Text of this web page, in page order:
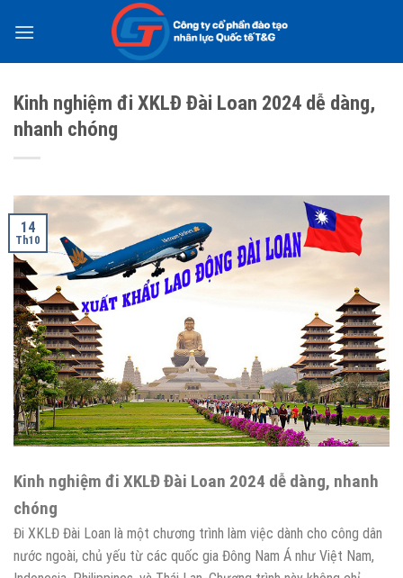
Kinh nghiệm đi XKLĐ Đài Loan 2024 dễ dàng,
nhanh chóng
14
Th10
Kinh nghiệm đi XKLĐ Đài Loan 2024 dễ dàng, nhanh
chóng
Đi XKLĐ Đài Loan là một chương trình làm việc dành cho công dân
nước ngoài, chủ yếu từ các quốc gia Đông Nam Á như Việt Nam,